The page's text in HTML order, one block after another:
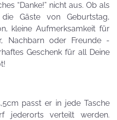
“Danke!” nicht aus. Ob als
Gäste von Geburtstag,
kleine Aufmerksamkeit für
Nachbarn oder Freunde -
Geschenk für all Deine
passt er in jede Tasche
jederorts verteilt werden.